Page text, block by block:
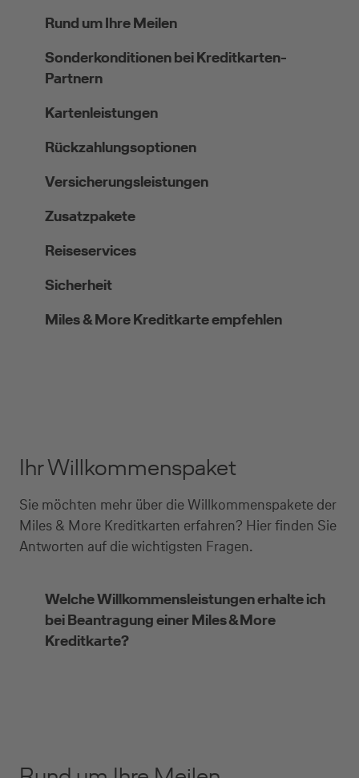
Rund um Ihre Meilen
Sonderkonditionen bei Kreditkarten-
Partnern
Kartenleistungen
Rückzahlungsoptionen
Versicherungsleistungen
Zusatzpakete
Reiseservices
Sicherheit
Miles & More Kreditkarte empfehlen
Ihr Willkommenspaket
Sie möchten mehr über die Willkommenspakete der
Miles & More Kreditkarten erfahren? Hier finden Sie
Antworten auf die wichtigsten Fragen.
Welche Willkommensleistungen erhalte ich
bei Beantragung einer Miles & More
Kreditkarte?